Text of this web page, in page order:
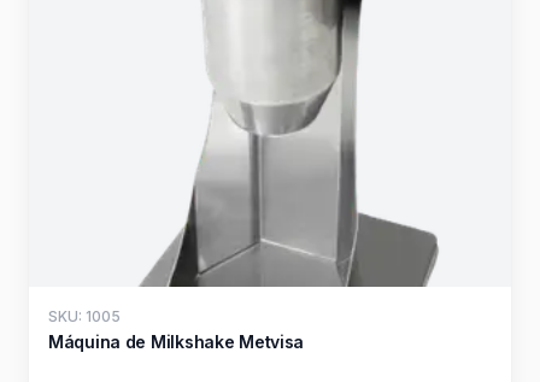
SKU: 1005
Máquina de Milkshake Metvisa